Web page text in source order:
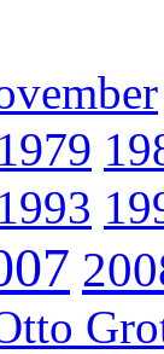
1979
1993